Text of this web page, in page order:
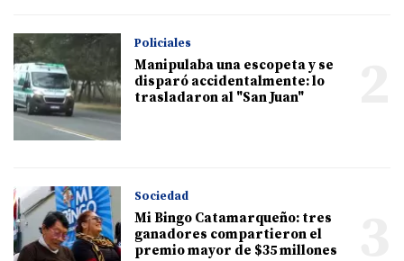
Policiales
Manipulaba una escopeta y se
disparó accidentalmente: lo
trasladaron al "San Juan"
Sociedad
Mi Bingo Catamarqueño: tres
ganadores compartieron el
premio mayor de $35 millones